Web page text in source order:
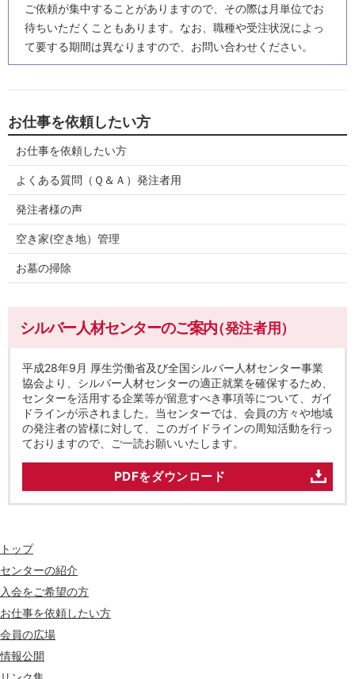
お仕事を依頼したい方
お仕事を依頼したい方
よくある質問（Ｑ＆Ａ）発注者用
発注者様の声
空き家(空き地）管理
お墓の掃除
シルバー人材センターのご案内（発注者用）
平成28年9月 厚生労働省及び全国シルバー人材センター事業
協会より、シルバー人材センターの適正就業を確保するため、
センターを活用する企業等が留意すべき事項等について、ガイ
ドラインが示されました。当センターでは、会員の方々や地域
の発注者の皆様に対して、このガイドラインの周知活動を行っ
ておりますので、ご一読お願いいたします。
PDFをダウンロード
ご依頼が集中することがありますので、その際は月単位でお
待ちいただくこともあります。なお、職種や受注状況によっ
て要する期間は異なりますので、お問い合わせください。
トップ
センターの紹介
入会をご希望の方
お仕事を依頼したい方
会員の広場
情報公開